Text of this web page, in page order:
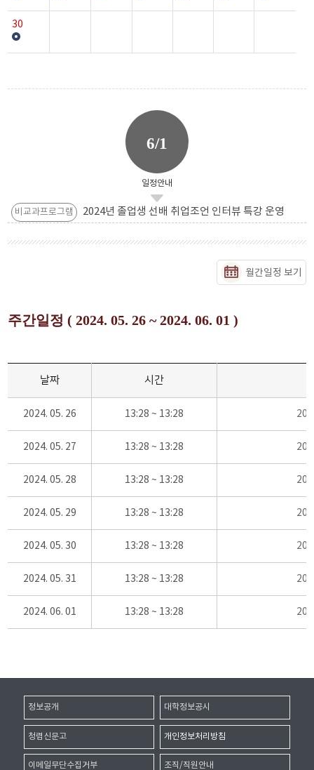
30
6/1
일정안내
비교과프로그램 2024년 졸업생 선배 취업조언 인터뷰 특강 운영
월간일정 보기
주간일정 ( 2024. 05. 26 ~ 2024. 06. 01 )
날짜 시간
2024. 05. 26 13:28 ~ 13:28
2024. 05. 27 13:28 ~ 13:28
2024. 05. 28 13:28 ~ 13:28
2024. 05. 29 13:28 ~ 13:28
2024. 05. 30 13:28 ~ 13:28
2024. 05. 31 13:28 ~ 13:28
2024. 06. 01 13:28 ~ 13:28
정보공개 대학정보공시
청렴신문고 개인정보처리방침
이메일무단수집거부 조직/직원안내